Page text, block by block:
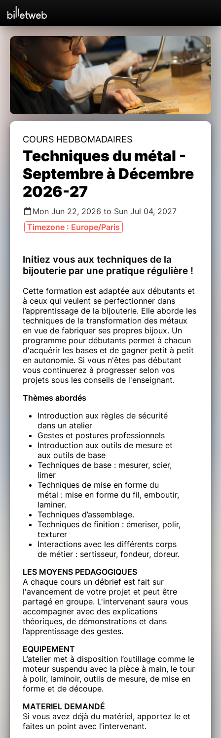
COURS HEDBOMADAIRES
Techniques du métal -
Septembre à Décembre
2026-27
Mon Jun 22, 2026 to Sun Jul 04, 2027
Timezone : Europe/Paris
Initiez vous aux techniques de la
bijouterie par une pratique régulière !
Cette formation est adaptée aux débutants et
à ceux qui veulent se perfectionner dans
l’apprentissage de la bijouterie. Elle aborde les
techniques de la transformation des métaux
en vue de fabriquer ses propres bijoux. Un
programme pour débutants permet à chacun
d'acquérir les bases et de gagner petit à petit
en autonomie. Si vous n'êtes pas débutant
vous continuerez à progresser selon vos
projets sous les conseils de l'enseignant.
Thèmes abordés
Introduction aux règles de sécurité
dans un atelier
Gestes et postures professionnels
Introduction aux outils de mesure et
aux outils de base
Techniques de base : mesurer, scier,
limer
Techniques de mise en forme du
métal : mise en forme du fil, emboutir,
laminer.
Techniques d’assemblage.
Techniques de finition : émeriser, polir,
texturer
Interactions avec les différents corps
de métier : sertisseur, fondeur, doreur.
LES MOYENS PEDAGOGIQUES
A chaque cours un débrief est fait sur
l'avancement de votre projet et peut être
partagé en groupe. L'intervenant saura vous
accompagner avec des explications
théoriques, de démonstrations et dans
l’apprentissage des gestes.
EQUIPEMENT
L’atelier met à disposition l’outillage comme le
moteur suspendu avec la pièce à main, le tour
à polir, laminoir, outils de mesure, de mise en
forme et de découpe.
MATERIEL DEMANDÉ
Si vous avez déjà du matériel, apportez le et
faites un point avec l’intervenant.